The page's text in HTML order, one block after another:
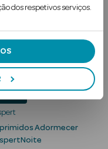
dos respetivos serviços.
Adormecer